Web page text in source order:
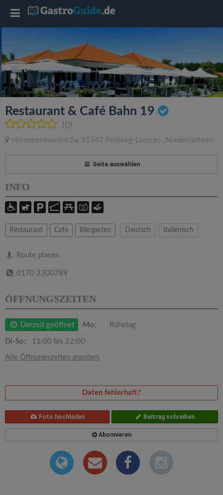
Restaurant & Café Bahn 19
(0)
Hormannshausen 2a, 31547 Rehburg-Loccum , Niedersachsen
Seite auswählen
INFO
Restaurant Cafe Biergarten Deutsch Italienisch
Route planen
0170 3300789
ÖFFNUNGSZEITEN
Derzeit geöffnet Mo: Ruhetag
Di-So: 11:00 bis 22:00
Alle Öffnungszeiten ansehen
Daten fehlerhaft?
Foto hochladen Beitrag schreiben
Abonnieren
T
g
g
l
e
a
v
g
a
t
i